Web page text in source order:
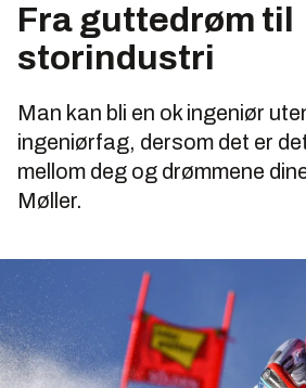
Fra guttedrøm til
storindustri
Man kan bli en ok ingeniør
ingeniørfag, dersom det er
mellom deg og drømmene
Møller.